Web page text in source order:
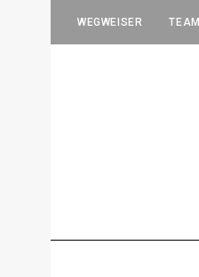
WEGWEISER TEAM